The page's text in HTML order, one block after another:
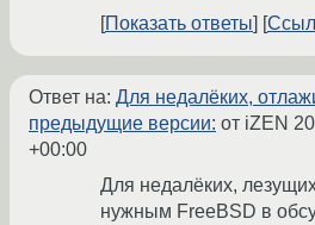
Показать ответы
Ответ на: Для недалёких,
предыдущие версии: от iZEN
+00:00
Для недалёких,
нужным FreeBSD в